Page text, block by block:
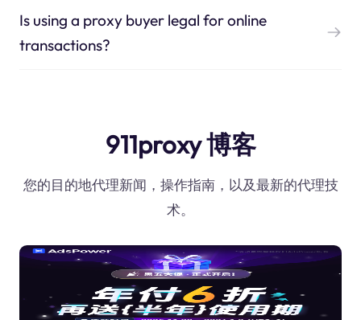
Is using a proxy buyer legal for online
transactions?
911proxy 博客
您的目的地代理新闻，操作指南，以及最新的代理技
术。